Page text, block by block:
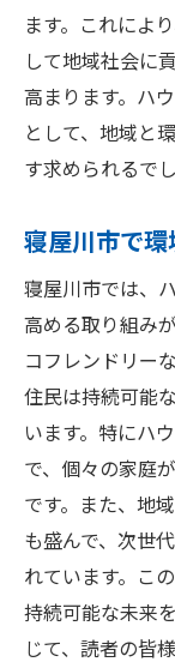
ます。これによ
して地域社会に
高まります。ハ
として、地域と
す求められるでし
寝屋川市で
寝屋川市では、
高める取り組み
コフレンドリー
住民は持続可能
います。特にハ
で、個々の家庭
です。また、地
も盛んで、次世
れています。こ
持続可能な未来
じて、読者の皆